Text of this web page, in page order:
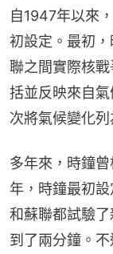
自1947年以來
初設定。最初
聯之間實際核
括並反映來自
次將氣候變化列
多年來，時鐘
年，時鐘最初
和蘇聯都試驗
到了兩分鐘。